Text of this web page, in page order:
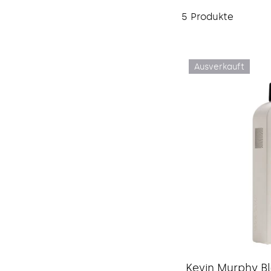
5 Produkte
Ausverkauft
Kevin Murphy